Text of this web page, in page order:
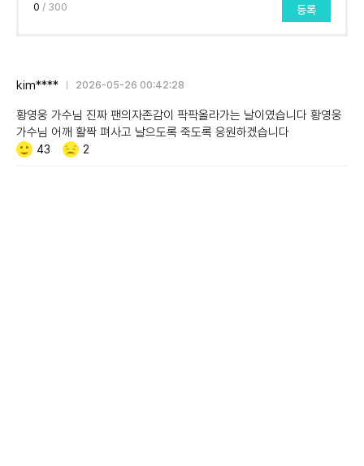
0 / 300 등록
kim**** 2026-05-26 00:42:28
황영웅 가수님 진짜 팬의자존감이 팍팍올라가는 날이였습니다 황영웅
가수님 어깨 활짝 펴사고 날으도록 죽도록 응원하겠습니다
Like/Dislike
공
43
비
2